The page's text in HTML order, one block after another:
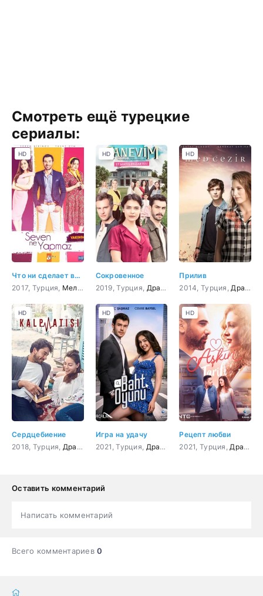
Смотреть ещё турецкие
сериалы:
Что ни сделает влюбленный
2017, Турция, Мелодрама ,Комедия
HD
Сокровенное
2019, Турция, Драма
HD
Прилив
2014, Турция, Драма
HD
Сердцебиение
2018, Турция, Драма Мелодрама
HD
Игра на удачу
2021, Турция, Драма Мелодрама,Комедия
HD
Рецепт любви
2021, Турция, Драма
HD
Оставить комментарий
Написать комментарий
Всего комментариев0